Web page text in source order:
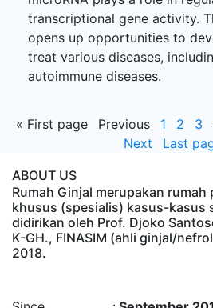
transcriptional gene activity.
opens up opportunities to
treat various diseases,
autoimmune diseases.
« First page Previous 1 2 3
Next
Last
ABOUT US
Rumah Ginjal merupakan
khusus (spesialis) kasus-kasus
didirikan oleh Prof. Djoko
K-GH., FINASIM (ahli ginjal/
2018.